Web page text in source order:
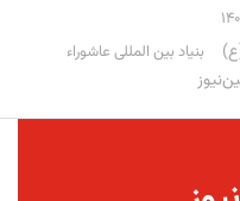
بنیاد بین المللی عاشوراء